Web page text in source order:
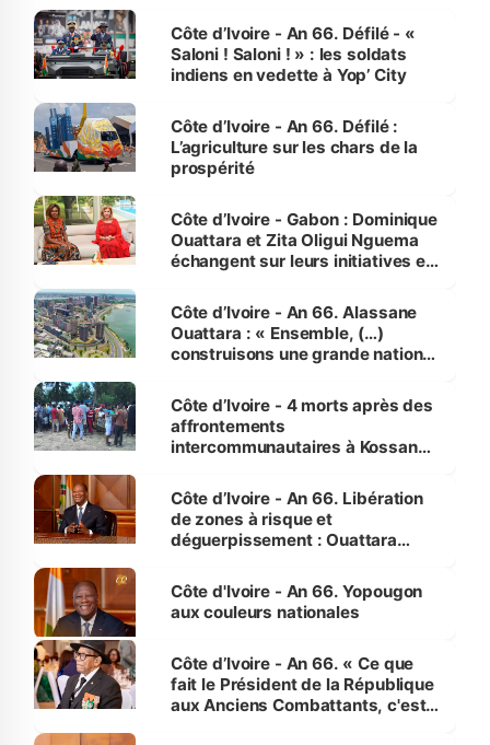
Côte d’Ivoire - An 66. Défilé - «
Saloni ! Saloni ! » : les soldats
indiens en vedette à Yop’ City
Côte d’Ivoire - An 66. Défilé :
L’agriculture sur les chars de la
prospérité
Côte d’Ivoire - Gabon : Dominique
Ouattara et Zita Oligui Nguema
échangent sur leurs initiatives en
enfants
Côte d’Ivoire - An 66. Alassane
Ouattara : « Ensemble, (…)
construisons une grande nation
générations futures »
Côte d’Ivoire - 4 morts après des
affrontements
intercommunautaires à Kossandji
milieu des sinistrés
Côte d’Ivoire - An 66. Libération
de zones à risque et
déguerpissement : Ouattara
l'Etat de droit pour préserver les
vies humaines »
Côte d'Ivoire - An 66. Yopougon
aux couleurs nationales
Côte d’Ivoire - An 66. « Ce que
fait le Président de la République
aux Anciens Combattants, c'est